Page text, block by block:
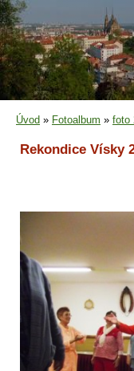
Úvod » Fotoalbum » foto
Rekondice Vísky